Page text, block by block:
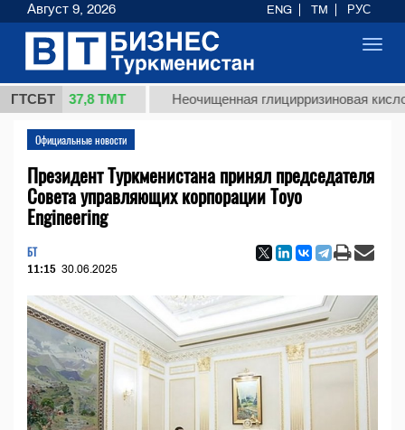
ГТСБТ
37,8 ТМТ Неочищенная глицирризиновая кислота
Официальные новости
Президент Туркменистана принял председателя
Совета управляющих корпорации Toyo
Engineering
БТ
11:15 30.06.2025
Август 9, 2026 ENG TM РУС